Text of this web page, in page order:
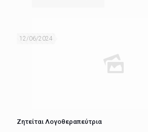
12/06/2024
Ζητείται Λογοθεραπεύτρια